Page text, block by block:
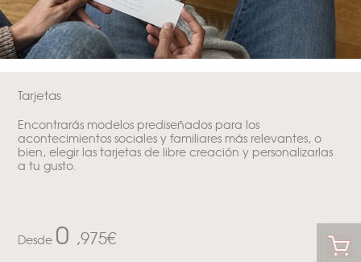
Tarjetas
Encontrarás modelos prediseñados para los
acontecimientos sociales y familiares más relevantes, o
bien, elegir las tarjetas de libre creación y personalizarlas
a tu gusto.
Desde 0 ,975€